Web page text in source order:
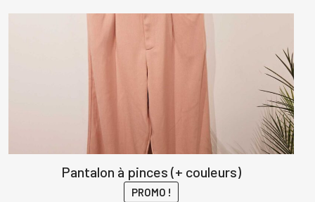
Pantalon à pinces (+ couleurs)
PROMO !